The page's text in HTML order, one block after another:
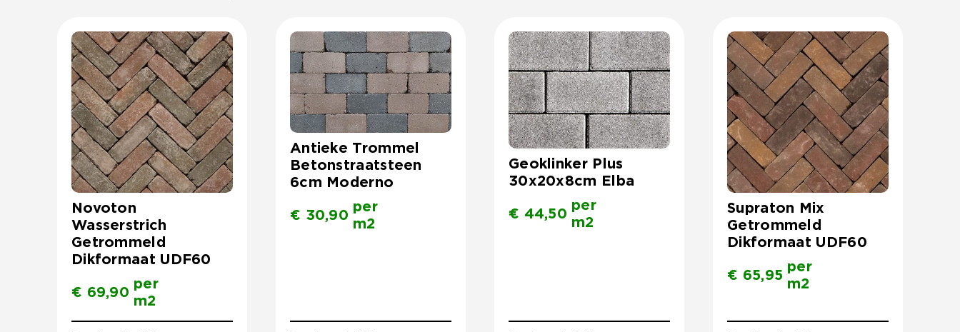
Novoton
Wasserstrich
Getrommeld
Dikformaat UDF60
€ 69,90
per
m2
Antieke Trommel
Betonstraatsteen
6cm Moderno
€ 30,90
per
m2
Geoklinker Plus
30x20x8cm Elba
€ 44,50
per
m2
Supraton Mix
Getrommeld
Dikformaat UDF60
€ 65,95
per
m2